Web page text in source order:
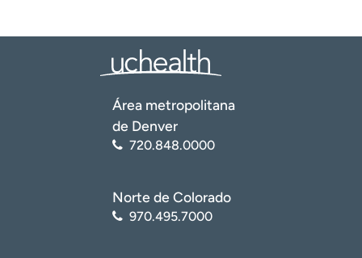
Área metropolitana
de Denver
720.848.0000
Norte de Colorado
970.495.7000